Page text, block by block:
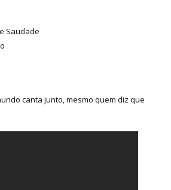
Saudade
canta junto, mesmo quem diz que